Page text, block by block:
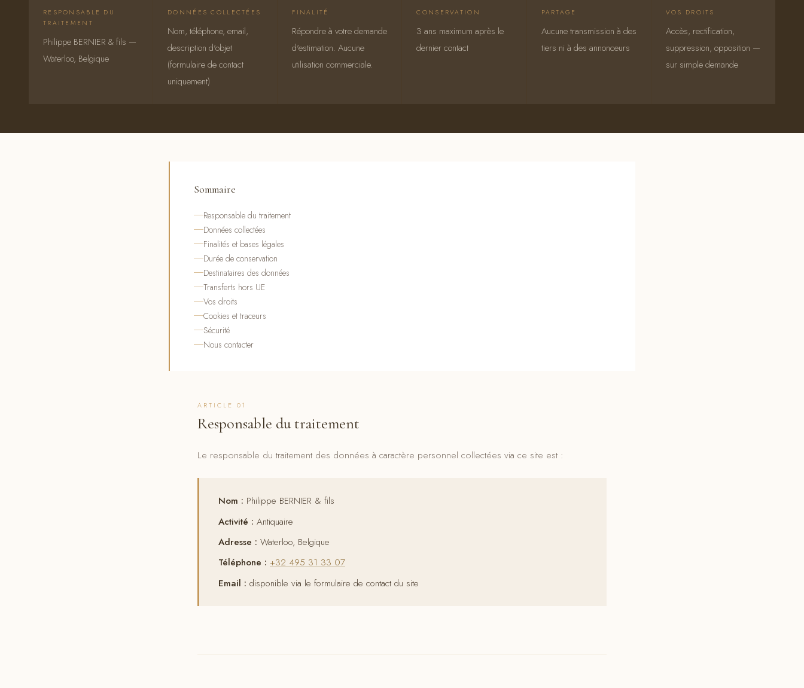
RESPONSABLE DU
TRAITEMENT
Philippe BERNIER & fils —
Waterloo, Belgique
DONNÉES COLLECTÉES
Nom, téléphone, email,
description d'objet
(formulaire de contact
uniquement)
FINALITÉ
Répondre à votre demande
d'estimation. Aucune
utilisation commerciale.
CONSERVATION
3 ans maximum après le
dernier contact
PARTAGE
Aucune transmission à des
tiers ni à des annonceurs
VOS DROITS
Accès, rectification,
suppression, opposition —
sur simple demande
Sommaire
Responsable du traitement
Données collectées
Finalités et bases légales
Durée de conservation
Destinataires des données
Transferts hors UE
Vos droits
Cookies et traceurs
Sécurité
Nous contacter
ARTICLE 01
Responsable du traitement
Le responsable du traitement des données à caractère personnel collectées via ce site est :
Nom : Philippe BERNIER & fils
Activité : Antiquaire
Adresse : Waterloo, Belgique
Téléphone : +32 495 31 33 07
Email : disponible via le formulaire de contact du site